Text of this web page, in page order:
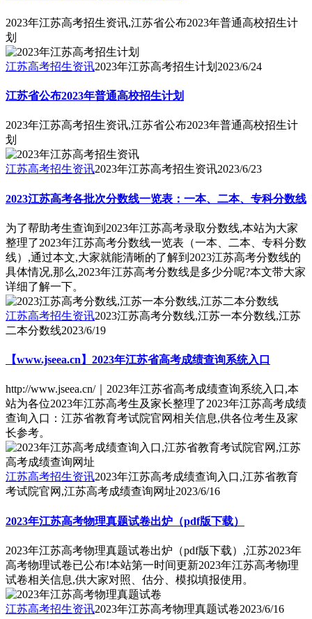
2023年江苏高考招生资讯,江苏省公布2023年普通高校招生计
划
江苏高考招生资讯2023年江苏高考招生计划 2023/6/24
江苏省公布2023年普通高校招生计划
2023年江苏高考招生资讯,江苏省公布2023年普通高校招生计
划
江苏高考招生资讯2023年江苏高考招生资讯2023/6/23
2023江苏高考各批次分数线一览表：一本、二本、专科分数线
为了帮助考生查询到2023年江苏高考录取分数线,本站为大家
整理了2023年江苏高考分数线一览表（一本、二本、专科分数
线）,通过本文,大家就能清晰的了解到2023江苏高考分数线的
具体情况,那么,2023年江苏高考分数线是多少分呢?本文带大家
详细了解一下。
江苏高考招生资讯2023江苏高考分数线,江苏一本分数线,江苏
二本分数线2023/6/19
【www.jseea.cn】2023年江苏省高考成绩查询系统入口
http://www.jseea.cn/｜2023年江苏省高考成绩查询系统入口,本
站为各位2023年江苏高考生及家长整理了2023年江苏高考成绩
查询入口：江苏省教育考试院官网相关信息,供各位考生及家
长参考。
江苏高考招生资讯2023年江苏高考成绩查询入口,江苏省教育
考试院官网,江苏高考成绩查询网址2023/6/16
2023年江苏高考物理真题试卷出炉（pdf版下载）
2023年江苏高考物理真题试卷出炉（pdf版下载）,江苏2023年
高考物理试卷已公布!本站第一时间更新2023年江苏高考物理
试卷相关信息,供大家对照、估分、模拟填报使用。
江苏高考招生资讯2023年江苏高考物理真题试卷2023/6/16